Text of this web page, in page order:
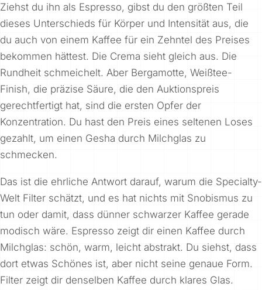
Ziehst du ihn als Espresso, gibst du den größten Teil
dieses Unterschieds für Körper und Intensität aus, die
du auch von einem Kaffee für ein Zehntel des Preises
bekommen hättest. Die Crema sieht gleich aus. Die
Rundheit schmeichelt. Aber Bergamotte, Weißtee-
Finish, die präzise Säure, die den Auktionspreis
gerechtfertigt hat, sind die ersten Opfer der
Konzentration. Du hast den Preis eines seltenen Loses
gezahlt, um einen Gesha durch Milchglas zu
schmecken.
Das ist die ehrliche Antwort darauf, warum die Specialty-
Welt Filter schätzt, und es hat nichts mit Snobismus zu
tun oder damit, dass dünner schwarzer Kaffee gerade
modisch wäre. Espresso zeigt dir einen Kaffee durch
Milchglas: schön, warm, leicht abstrakt. Du siehst, dass
dort etwas Schönes ist, aber nicht seine genaue Form.
Filter zeigt dir denselben Kaffee durch klares Glas.